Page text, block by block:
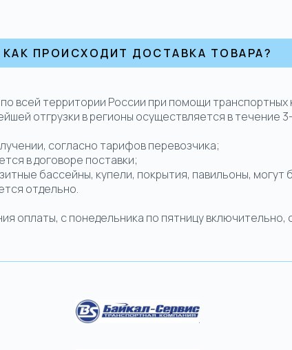
КАК ПРОИСХОДИТ ДОСТАВКА ТОВАРА?
всей территории России при помощи
отгрузки в регионы осуществляется в течение
согласно тарифов перевозчика;
в договоре поставки;
бассейны, купели, покрытия, павильоны,
отдельно.
оплаты, с понедельника по пятницу включительно,